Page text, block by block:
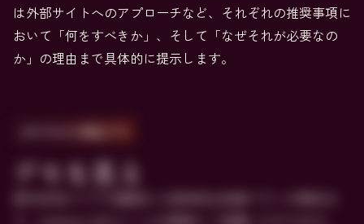
は外部サイトへのアプローチなど、それぞれの推奨事項に
おいて「何をすべきか」、そして「なぜそれが必要なの
か」の理由まで具体的に提示します。
デモを見る